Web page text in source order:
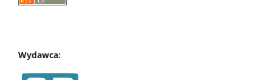
Wydawca: